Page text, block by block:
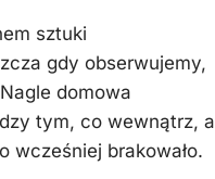
sztuki
gdy obserwujemy,
domowa
tym, co wewnątrz, a
wcześniej brakowało.